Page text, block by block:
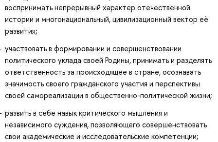
воспринимать непрерывный характер отечественной
истории и многонациональный, цивилизационный вектор её
развития;
участвовать в формировании и совершенствовании
политического уклада своей Родины, принимать и разделять
ответственность за происходящее в стране, осознавать
значимость своего гражданского участия и перспективы
своей самореализации в общественно-политической жизни;
развить в себе навык критического мышления и
независимого суждения, позволяющего совершенствовать
свои академические и исследовательские компетенции;